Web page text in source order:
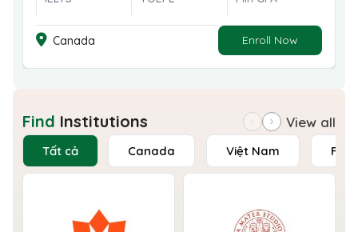
Canada Enroll Now
Find Institutions View all
Tất cả Canada Việt Nam